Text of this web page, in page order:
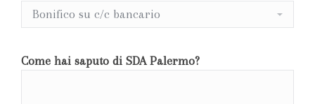
Come hai saputo di SDA Palermo?